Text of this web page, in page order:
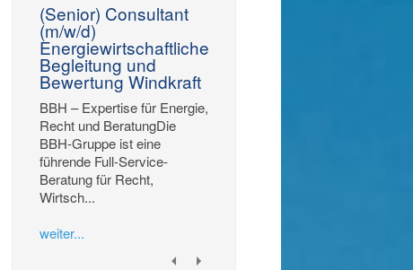
(Senior) Consultant
(m/w/d)
Energiewirtschaftliche
Begleitung und
Bewertung Windkraft
BBH – Expertise für Energie,
Recht und BeratungDie
BBH-Gruppe ist eine
führende Full-Service-
Beratung für Recht,
Wirtsch...
weiter...